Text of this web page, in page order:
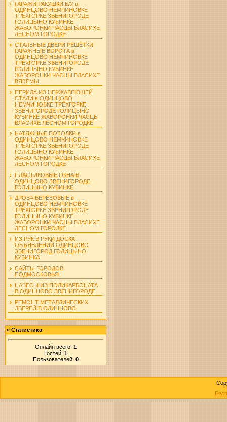
ГАРАЖИ РАКУШКИ Б/У в
ОДИНЦОВО НЕМЧИНОВКЕ
ТРЁХГОРКЕ ЗВЕНИГОРОДЕ
ГОЛИЦЫНО КУБИНКЕ
ЖАВОРОНКИ ЧАСЦЫ ВЛАСИХЕ
ЛЕСНОМ ГОРОДКЕ
СТАЛЬНЫЕ ДВЕРИ РЕШЁТКИ
ГАРАЖНЫЕ ВОРОТА в
ОДИНЦОВО НЕМЧИНОВКЕ
ТРЁХГОРКЕ ЗВЕНИГОРОДЕ
ГОЛИЦЫНО КУБИНКЕ
ЖАВОРОНКИ ЧАСЦЫ ВЛАСИХЕ
ВЯЗЁМЫ
ПЕРИЛА ИЗ НЕРЖАВЕЮЩЕЙ
СТАЛИ в ОДИНЦОВО
НЕМЧИНОВКЕ ТРЁХГОРКЕ
ЗВЕНИГОРОДЕ ГОЛИЦЫНО
КУБИНКЕ ЖАВОРОНКИ ЧАСЦЫ
ВЛАСИХЕ ЛЕСНОМ ГОРОДКЕ
НАТЯЖНЫЕ ПОТОЛКИ в
ОДИНЦОВО НЕМЧИНОВКЕ
ТРЁХГОРКЕ ЗВЕНИГОРОДЕ
ГОЛИЦЫНО КУБИНКЕ
ЖАВОРОНКИ ЧАСЦЫ ВЛАСИХЕ
ЛЕСНОМ ГОРОДКЕ
ПЛАСТИКОВЫЕ ОКНА В
ОДИНЦОВО ЗВЕНИГОРОДЕ
ГОЛИЦЫНО КУБИНКЕ
ДРОВА БЕРЁЗОВЫЕ в
ОДИНЦОВО НЕМЧИНОВКЕ
ТРЁХГОРКЕ ЗВЕНИГОРОДЕ
ГОЛИЦЫНО КУБИНКЕ
ЖАВОРОНКИ ЧАСЦЫ ВЛАСИХЕ
ЛЕСНОМ ГОРОДКЕ
ИЗ РУК В РУКИ ДОСКА
ОБЪЯВЛЕНИЙ ОДИНЦОВО
ЗВЕНИГОРОД ГОЛИЦЫНО
КУБИНКА
САЙТЫ ГОРОДОВ
ПОДМОСКОВЬЯ
НАВЕСЫ ИЗ ПОЛИКАРБОНАТА
В ОДИНЦОВО ЗВЕНИГОРОДЕ
РЕМОНТ МЕТАЛЛИЧЕСКИХ
ДВЕРЕЙ В ОДИНЦОВО
» Статистика
Онлайн всего: 1
Гостей: 1
Пользователей: 0